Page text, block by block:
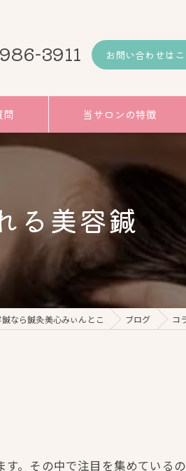
3911 お問い合わせはこ
問 当サロンの特徴
頭痛
小顔
リフトアップ
る美容鍼
なら鍼灸美心みぃんとこ ブログ コ
。その中で注目を集めている